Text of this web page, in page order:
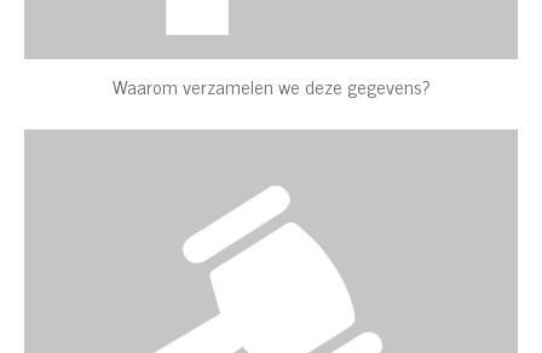
Waarom verzamelen we deze gegevens?